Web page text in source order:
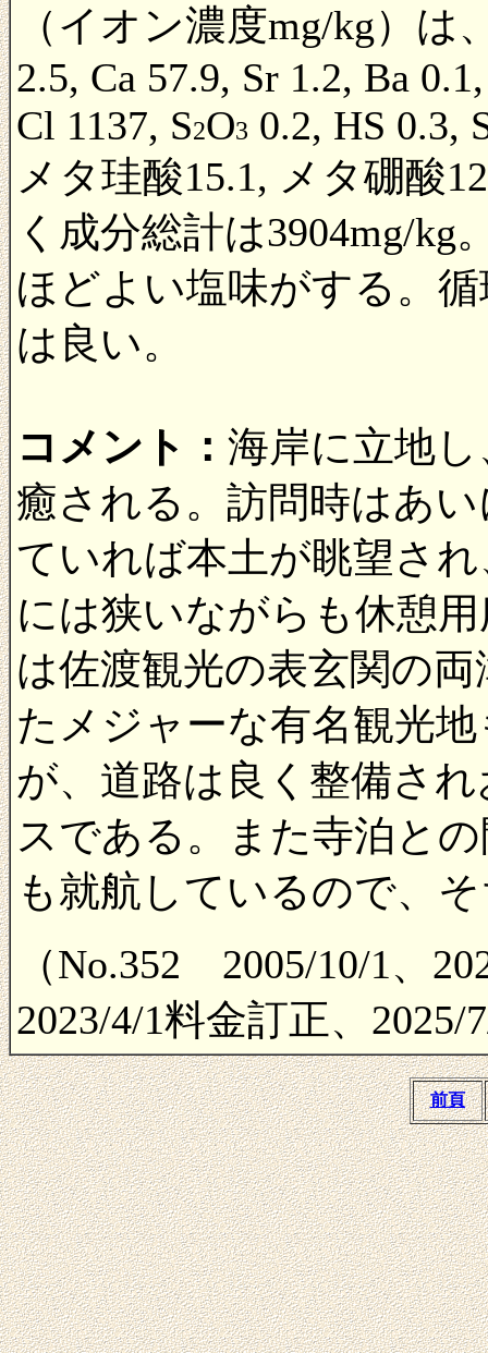
（イオン濃度mg/kg）は
2.5, Ca 57.9, Sr 1.2, Ba
Cl 1137, S2O3 0.2, HS 0.3,
メタ珪酸15.1, メタ硼酸
く成分総計は3904mg/
ほどよい塩味がする。
は良い。
コメント： 海岸に立地
癒される。訪問時はあ
ていれば本土が眺望さ
には狭いながらも休憩
は佐渡観光の表玄関の
たメジャーな有名観光
が、道路は良く整備さ
スである。また寺泊と
も就航しているので、
（No.352 2005/10/1、
2023/4/1料金訂正、2025/
前頁